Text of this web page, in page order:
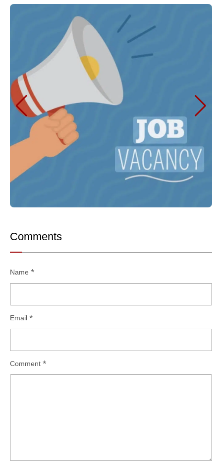
Comments
Comment *
Name *
Email *